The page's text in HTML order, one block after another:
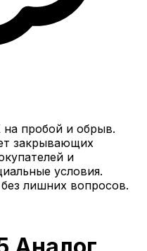
пробой и обрыв.
закрывающих
и
условия.
лишних вопросов.